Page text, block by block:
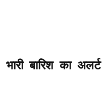
भारी बारिश का अलर्ट